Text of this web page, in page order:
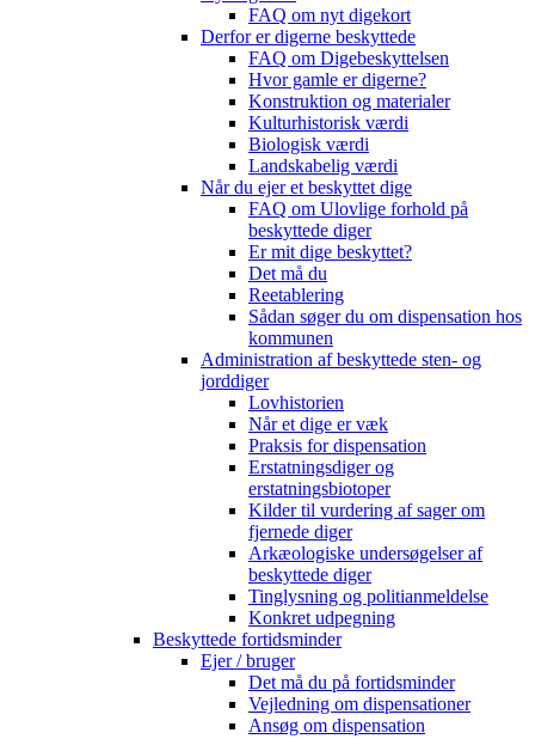
FAQ om nyt digekort
Derfor er digerne beskyttede
FAQ om Digebeskyttelsen
Hvor gamle er digerne?
Konstruktion og materialer
Kulturhistorisk værdi
Biologisk værdi
Landskabelig værdi
Når du ejer et beskyttet dige
FAQ om Ulovlige forhold på
beskyttede diger
Er mit dige beskyttet?
Det må du
Reetablering
Sådan søger du om dispensation hos
kommunen
Administration af beskyttede sten- og
jorddiger
Lovhistorien
Når et dige er væk
Praksis for dispensation
Erstatningsdiger og
erstatningsbiotoper
Kilder til vurdering af sager om
fjernede diger
Arkæologiske undersøgelser af
beskyttede diger
Tinglysning og politianmeldelse
Konkret udpegning
Beskyttede fortidsminder
Ejer / bruger
Det må du på fortidsminder
Vejledning om dispensationer
Ansøg om dispensation